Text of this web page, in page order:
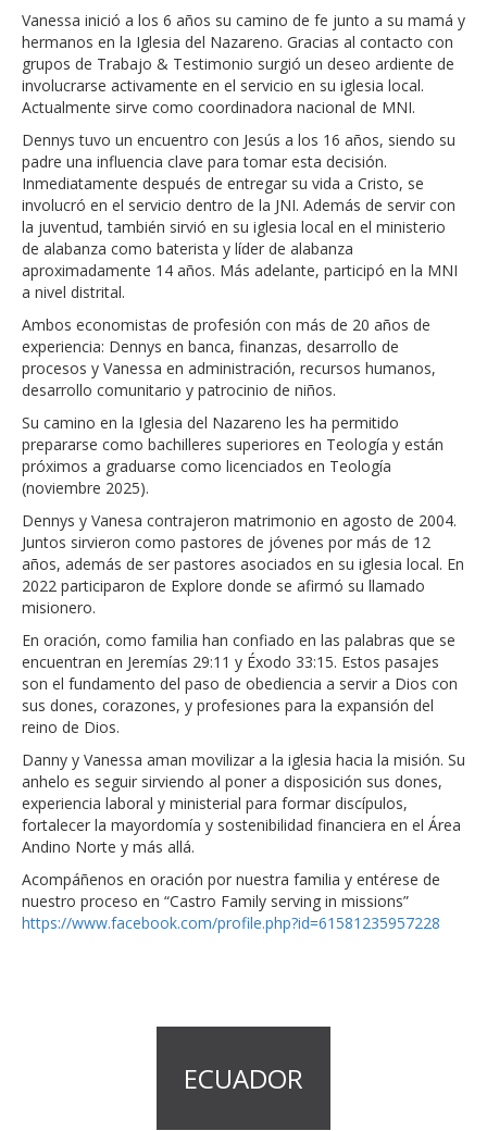
Vanessa inició a los 6 años su camino de fe junto a su mamá y
hermanos en la Iglesia del Nazareno. Gracias al contacto con
grupos de Trabajo & Testimonio surgió un deseo ardiente de
involucrarse activamente en el servicio en su iglesia local.
Actualmente sirve como coordinadora nacional de MNI.
Dennys tuvo un encuentro con Jesús a los 16 años, siendo su
padre una influencia clave para tomar esta decisión.
Inmediatamente después de entregar su vida a Cristo, se
involucró en el servicio dentro de la JNI. Además de servir con
la juventud, también sirvió en su iglesia local en el ministerio
de alabanza como baterista y líder de alabanza
aproximadamente 14 años. Más adelante, participó en la MNI
a nivel distrital.
Ambos economistas de profesión con más de 20 años de
experiencia: Dennys en banca, finanzas, desarrollo de
procesos y Vanessa en administración, recursos humanos,
desarrollo comunitario y patrocinio de niños.
Su camino en la Iglesia del Nazareno les ha permitido
prepararse como bachilleres superiores en Teología y están
próximos a graduarse como licenciados en Teología
(noviembre 2025).
Dennys y Vanesa contrajeron matrimonio en agosto de 2004.
Juntos sirvieron como pastores de jóvenes por más de 12
años, además de ser pastores asociados en su iglesia local. En
2022 participaron de Explore donde se afirmó su llamado
misionero.
En oración, como familia han confiado en las palabras que se
encuentran en Jeremías 29:11 y Éxodo 33:15. Estos pasajes
son el fundamento del paso de obediencia a servir a Dios con
sus dones, corazones, y profesiones para la expansión del
reino de Dios.
Danny y Vanessa aman movilizar a la iglesia hacia la misión. Su
anhelo es seguir sirviendo al poner a disposición sus dones,
experiencia laboral y ministerial para formar discípulos,
fortalecer la mayordomía y sostenibilidad financiera en el Área
Andino Norte y más allá.
Acompáñenos en oración por nuestra familia y entérese de
nuestro proceso en “Castro Family serving in missions”
https://www.facebook.com/profile.php?id=61581235957228
ECUADOR